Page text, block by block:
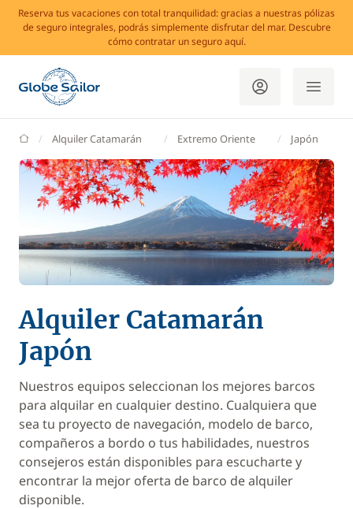
Reserva tus vacaciones con total tranquilidad: gracias a nuestras pólizas
de seguro integrales, podrás simplemente disfrutar del mar. Descubre
cómo contratar un seguro aquí.
GlobeSailor
Alquiler Catamarán Extremo Oriente Japón
Alquiler Catamarán
Japón
Nuestros equipos seleccionan los mejores barcos
para alquilar en cualquier destino. Cualquiera que
sea tu proyecto de navegación, modelo de barco,
compañeros a bordo o tus habilidades, nuestros
consejeros están disponibles para escucharte y
encontrar la mejor oferta de barco de alquiler
disponible.